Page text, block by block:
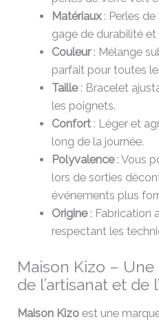
Matériaux: Perles de
gage de durabilité et
Couleur: Mélange
parfait pour toutes
Taille: Bracelet
les poignets.
Confort: Léger et
long de la journée.
Polyvalence: Vous
lors de sorties
événements plus
Origine: Fabrication
respectant les
Maison Kizo –
de l’artisanat et de
Maison Kizo est une